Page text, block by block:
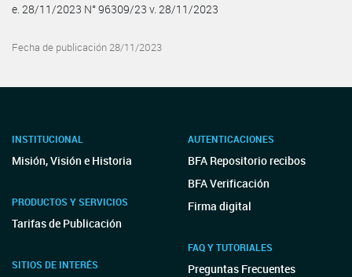
e. 28/11/2023 N° 96309/23 v. 28/11/2023
Fecha de publicación 28/11/2023
INSTITUCIONAL
Misión, Visión e Historia
PRODUCTOS Y SERVICIOS
Tarifas de Publicación
SITIOS DE INTERÉS
AUTENTICACIONES
BFA Repositorio recibos
BFA Verificación
Firma digital
FAQ Y TUTORIALES
Preguntas Frecuentes